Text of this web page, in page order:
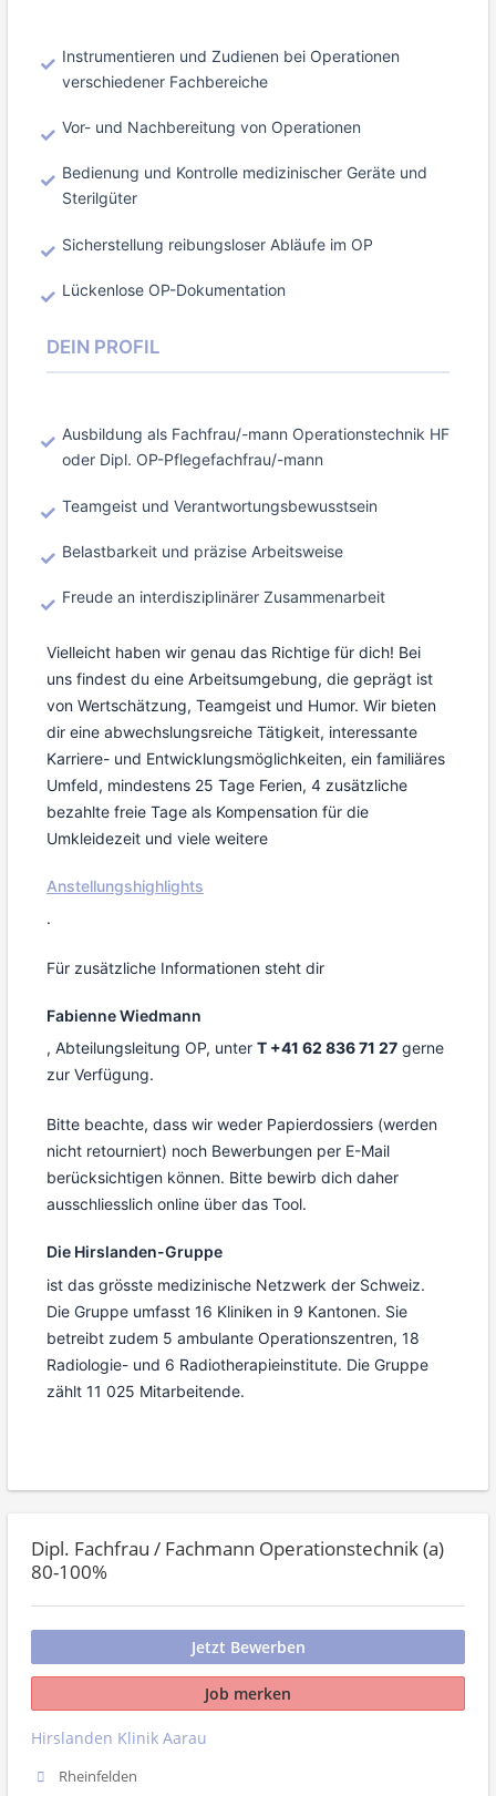
Instrumentieren und Zudienen bei Operationen
verschiedener Fachbereiche
Vor- und Nachbereitung von Operationen
Bedienung und Kontrolle medizinischer Geräte und
Sterilgüter
Sicherstellung reibungsloser Abläufe im OP
Lückenlose OP-Dokumentation
DEIN PROFIL
Ausbildung als Fachfrau/-mann Operationstechnik HF
oder Dipl. OP-Pflegefachfrau/-mann
Teamgeist und Verantwortungsbewusstsein
Belastbarkeit und präzise Arbeitsweise
Freude an interdisziplinärer Zusammenarbeit
Vielleicht haben wir genau das Richtige für dich! Bei
uns findest du eine Arbeitsumgebung, die geprägt ist
von Wertschätzung, Teamgeist und Humor. Wir bieten
dir eine abwechslungsreiche Tätigkeit, interessante
Karriere- und Entwicklungsmöglichkeiten, ein familiäres
Umfeld, mindestens 25 Tage Ferien, 4 zusätzliche
bezahlte freie Tage als Kompensation für die
Umkleidezeit und viele weitere
Anstellungshighlights
.
Für zusätzliche Informationen steht dir
Fabienne Wiedmann
, Abteilungsleitung OP, unter T +41 62 836 71 27 gerne
zur Verfügung.
Bitte beachte, dass wir weder Papierdossiers (werden
nicht retourniert) noch Bewerbungen per E-Mail
berücksichtigen können. Bitte bewirb dich daher
ausschliesslich online über das Tool.
Die Hirslanden-Gruppe
ist das grösste medizinische Netzwerk der Schweiz.
Die Gruppe umfasst 16 Kliniken in 9 Kantonen. Sie
betreibt zudem 5 ambulante Operationszentren, 18
Radiologie- und 6 Radiotherapieinstitute. Die Gruppe
zählt 11 025 Mitarbeitende.
Dipl. Fachfrau / Fachmann Operationstechnik (a)
80-100%
Jetzt Bewerben
Job merken
Hirslanden Klinik Aarau
Rheinfelden